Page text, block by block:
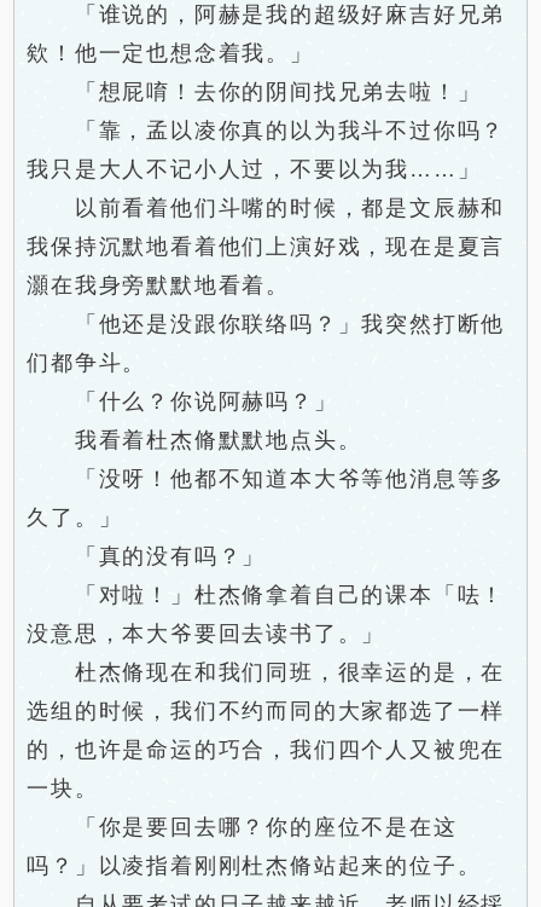
「谁说的，阿赫是我的超级好麻吉好兄弟
欸！他一定也想念着我。」
「想屁唷！去你的阴间找兄弟去啦！」
「靠，孟以凌你真的以为我斗不过你吗？
我只是大人不记小人过，不要以为我……」
以前看着他们斗嘴的时候，都是文辰赫和
我保持沉默地看着他们上演好戏，现在是夏言
灝在我身旁默默地看着。
「他还是没跟你联络吗？」我突然打断他
们都争斗。
「什么？你说阿赫吗？」
我看着杜杰脩默默地点头。
「没呀！他都不知道本大爷等他消息等多
久了。」
「真的没有吗？」
「对啦！」杜杰脩拿着自己的课本「呿！
没意思，本大爷要回去读书了。」
杜杰脩现在和我们同班，很幸运的是，在
选组的时候，我们不约而同的大家都选了一样
的，也许是命运的巧合，我们四个人又被兜在
一块。
「你是要回去哪？你的座位不是在这
吗？」以凌指着刚刚杜杰脩站起来的位子。